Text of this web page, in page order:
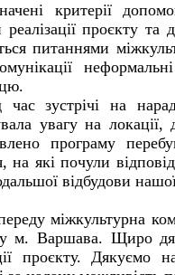
критерії
реалізації проєкту
питаннями
час зустрічі на
увагу на локації,
програму
на які почули
відбудови
міжкультурна
м. Варшава. Щиро
проєкту. Дякуємо